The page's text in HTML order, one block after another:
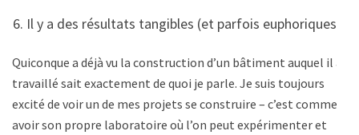
Il y a des résultats tangibles (et parfois euphoriques).
Quiconque a déjà vu la construction d’un bâtiment auquel il a
travaillé sait exactement de quoi je parle. Je suis toujours
excité de voir un de mes projets se construire – c’est comme
avoir son propre laboratoire où l’on peut expérimenter et